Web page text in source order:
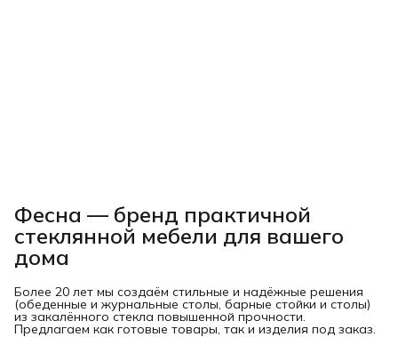
Фесна — бренд практичной
стеклянной мебели для вашего
дома
Более 20 лет мы создаём стильные и надёжные решения
(обеденные и журнальные столы, барные стойки и столы)
из закалённого стекла повышенной прочности.
Предлагаем как готовые товары, так и изделия под заказ.